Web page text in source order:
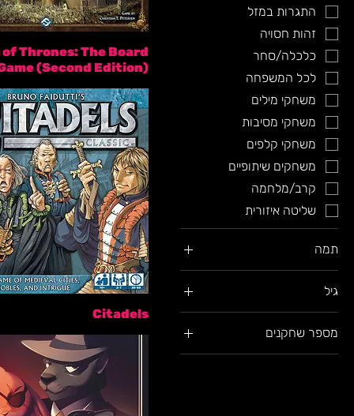
התגרות במזל
זהות חסויה
כלכלה/סחר
לכל המשפחה
משחקי מילים
משחקי מסיבות
משחקי קלפים
משחקים שיתופיים
קרב/מלחמה
שליטה איזורית
תמה
הרפתקה
מבוסס קניין רוחני
גיל
+10
+11
מספר שחקנים
2
of Thrones: The Board
(Second Edition)
Citadels